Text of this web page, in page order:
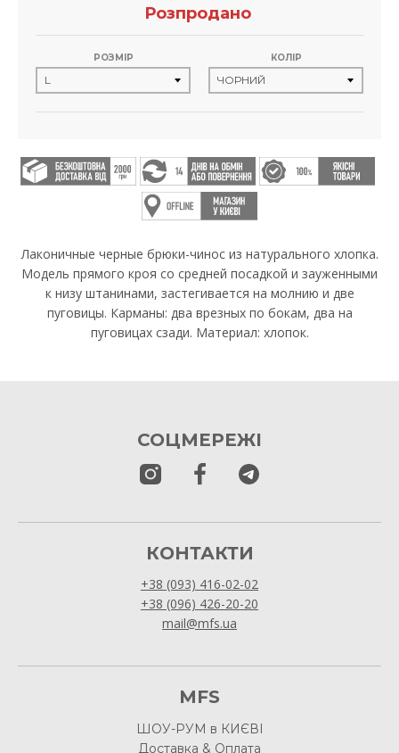
Розпродано
РОЗМІР КОЛІР
Лаконичные черные брюки-чинос из натурального хлопка.
Модель прямого кроя со средней посадкой и зауженными
к низу штанинами, застегивается на молнию и две
пуговицы. Карманы: два врезных по бокам, два на
пуговицах сзади. Материал: хлопок.
СОЦМЕРЕЖІ
КОНТАКТИ
+38 (093) 416-02-02
+38 (096) 426-20-20
mail@mfs.ua
MFS
ШОУ-РУМ в КИЄВІ
Доставка & Оплата